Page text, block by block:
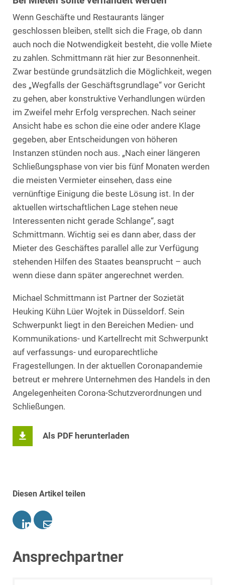
Wenn Geschäfte und Restaurants länger
geschlossen bleiben, stellt sich die Frage, ob dann
auch noch die Notwendigkeit besteht, die volle Miete
zu zahlen. Schmittmann rät hier zur Besonnenheit.
Zwar bestünde grundsätzlich die Möglichkeit, wegen
des „Wegfalls der Geschäftsgrundlage“ vor Gericht
zu gehen, aber konstruktive Verhandlungen würden
im Zweifel mehr Erfolg versprechen. Nach seiner
Ansicht habe es schon die eine oder andere Klage
gegeben, aber Entscheidungen von höheren
Instanzen stünden noch aus. „Nach einer längeren
Schließungsphase von vier bis fünf Monaten werden
die meisten Vermieter einsehen, dass eine
vernünftige Einigung die beste Lösung ist. In der
aktuellen wirtschaftlichen Lage stehen neue
Interessenten nicht gerade Schlange“, sagt
Schmittmann. Wichtig sei es dann aber, dass der
Mieter des Geschäftes parallel alle zur Verfügung
stehenden Hilfen des Staates beansprucht – auch
wenn diese dann später angerechnet werden.
Michael Schmittmann ist Partner der Sozietät
Heuking Kühn Lüer Wojtek in Düsseldorf. Sein
Schwerpunkt liegt in den Bereichen Medien- und
Kommunikations- und Kartellrecht mit Schwerpunkt
auf verfassungs- und europarechtliche
Fragestellungen. In der aktuellen Coronapandemie
betreut er mehrere Unternehmen des Handels in den
Angelegenheiten Corona-Schutzverordnungen und
Schließungen.
Als PDF herunterladen
Diesen Artikel teilen
Ansprechpartner